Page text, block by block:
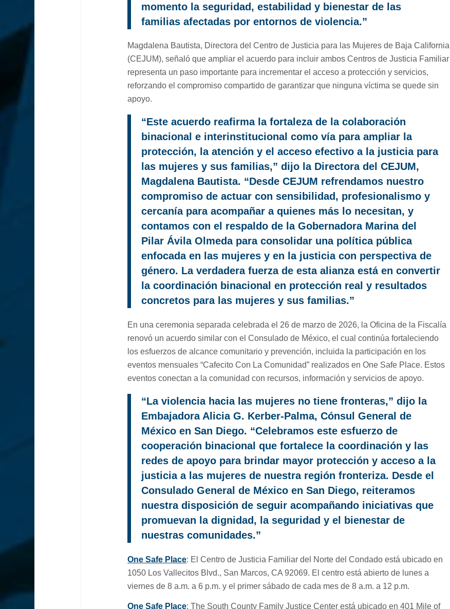
momento la seguridad, estabilidad y bienestar de las
familias afectadas por entornos de violencia.”
Magdalena Bautista, Directora del Centro de Justicia para las Mujeres de Baja California
(CEJUM), señaló que ampliar el acuerdo para incluir ambos Centros de Justicia Familiar
representa un paso importante para incrementar el acceso a protección y servicios,
reforzando el compromiso compartido de garantizar que ninguna víctima se quede sin
apoyo.
“Este acuerdo reafirma la fortaleza de la colaboración
binacional e interinstitucional como vía para ampliar la
protección, la atención y el acceso efectivo a la justicia para
las mujeres y sus familias,” dijo la Directora del CEJUM,
Magdalena Bautista. “Desde CEJUM refrendamos nuestro
compromiso de actuar con sensibilidad, profesionalismo y
cercanía para acompañar a quienes más lo necesitan, y
contamos con el respaldo de la Gobernadora Marina del
Pilar Ávila Olmeda para consolidar una política pública
enfocada en las mujeres y en la justicia con perspectiva de
género. La verdadera fuerza de esta alianza está en convertir
la coordinación binacional en protección real y resultados
concretos para las mujeres y sus familias.”
En una ceremonia separada celebrada el 26 de marzo de 2026, la Oficina de la Fiscalía
renovó un acuerdo similar con el Consulado de México, el cual continúa fortaleciendo
los esfuerzos de alcance comunitario y prevención, incluida la participación en los
eventos mensuales “Cafecito Con La Comunidad” realizados en One Safe Place. Estos
eventos conectan a la comunidad con recursos, información y servicios de apoyo.
“La violencia hacia las mujeres no tiene fronteras,” dijo la
Embajadora Alicia G. Kerber-Palma, Cónsul General de
México en San Diego. “Celebramos este esfuerzo de
cooperación binacional que fortalece la coordinación y las
redes de apoyo para brindar mayor protección y acceso a la
justicia a las mujeres de nuestra región fronteriza. Desde el
Consulado General de México en San Diego, reiteramos
nuestra disposición de seguir acompañando iniciativas que
promuevan la dignidad, la seguridad y el bienestar de
nuestras comunidades.”
One Safe Place: El Centro de Justicia Familiar del Norte del Condado está ubicado en
1050 Los Vallecitos Blvd., San Marcos, CA 92069. El centro está abierto de lunes a
viernes de 8 a.m. a 6 p.m. y el primer sábado de cada mes de 8 a.m. a 12 p.m.
One Safe Place: The South County Family Justice Center está ubicado en 401 Mile of